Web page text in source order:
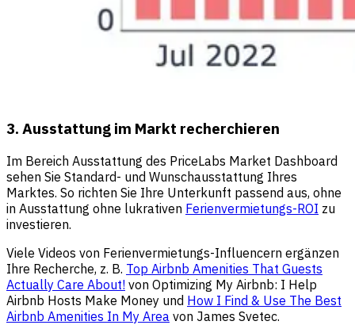
3. Ausstattung im Markt recherchieren
Im Bereich Ausstattung des PriceLabs Market Dashboard
sehen Sie Standard- und Wunschausstattung Ihres
Marktes. So richten Sie Ihre Unterkunft passend aus, ohne
in Ausstattung ohne lukrativen Ferienvermietungs-ROI zu
investieren.
Viele Videos von Ferienvermietungs-Influencern ergänzen
Ihre Recherche, z. B. Top Airbnb Amenities That Guests
Actually Care About! von Optimizing My Airbnb: I Help
Airbnb Hosts Make Money und How I Find & Use The Best
Airbnb Amenities In My Area von James Svetec.